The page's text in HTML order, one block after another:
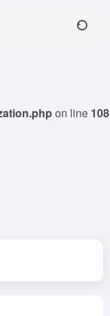
on line 108